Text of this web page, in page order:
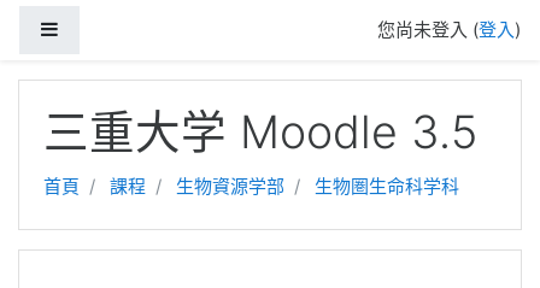
您尚未登入 (登入)
三重大学 Moodle 3.5
首頁 課程 生物資源学部 生物圏生命科学科